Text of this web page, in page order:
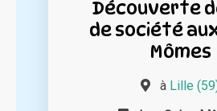
Découverte
de société
Mômes
à Lille